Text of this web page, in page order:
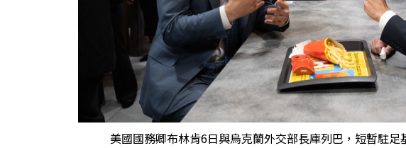
美國國務卿布林肯6日與烏克蘭外交部長庫列巴，短暫駐